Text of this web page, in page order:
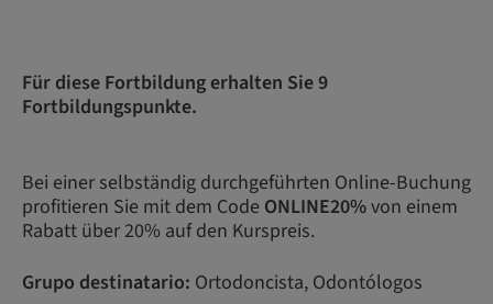
Für diese Fortbildung erhalten Sie 9
Fortbildungspunkte.
Bei einer selbständig durchgeführten Online-Buchung
profitieren Sie mit dem Code ONLINE20%von einem
Rabatt über 20% auf den Kurspreis.
Grupo destinatario: Ortodoncista, Odontólogos